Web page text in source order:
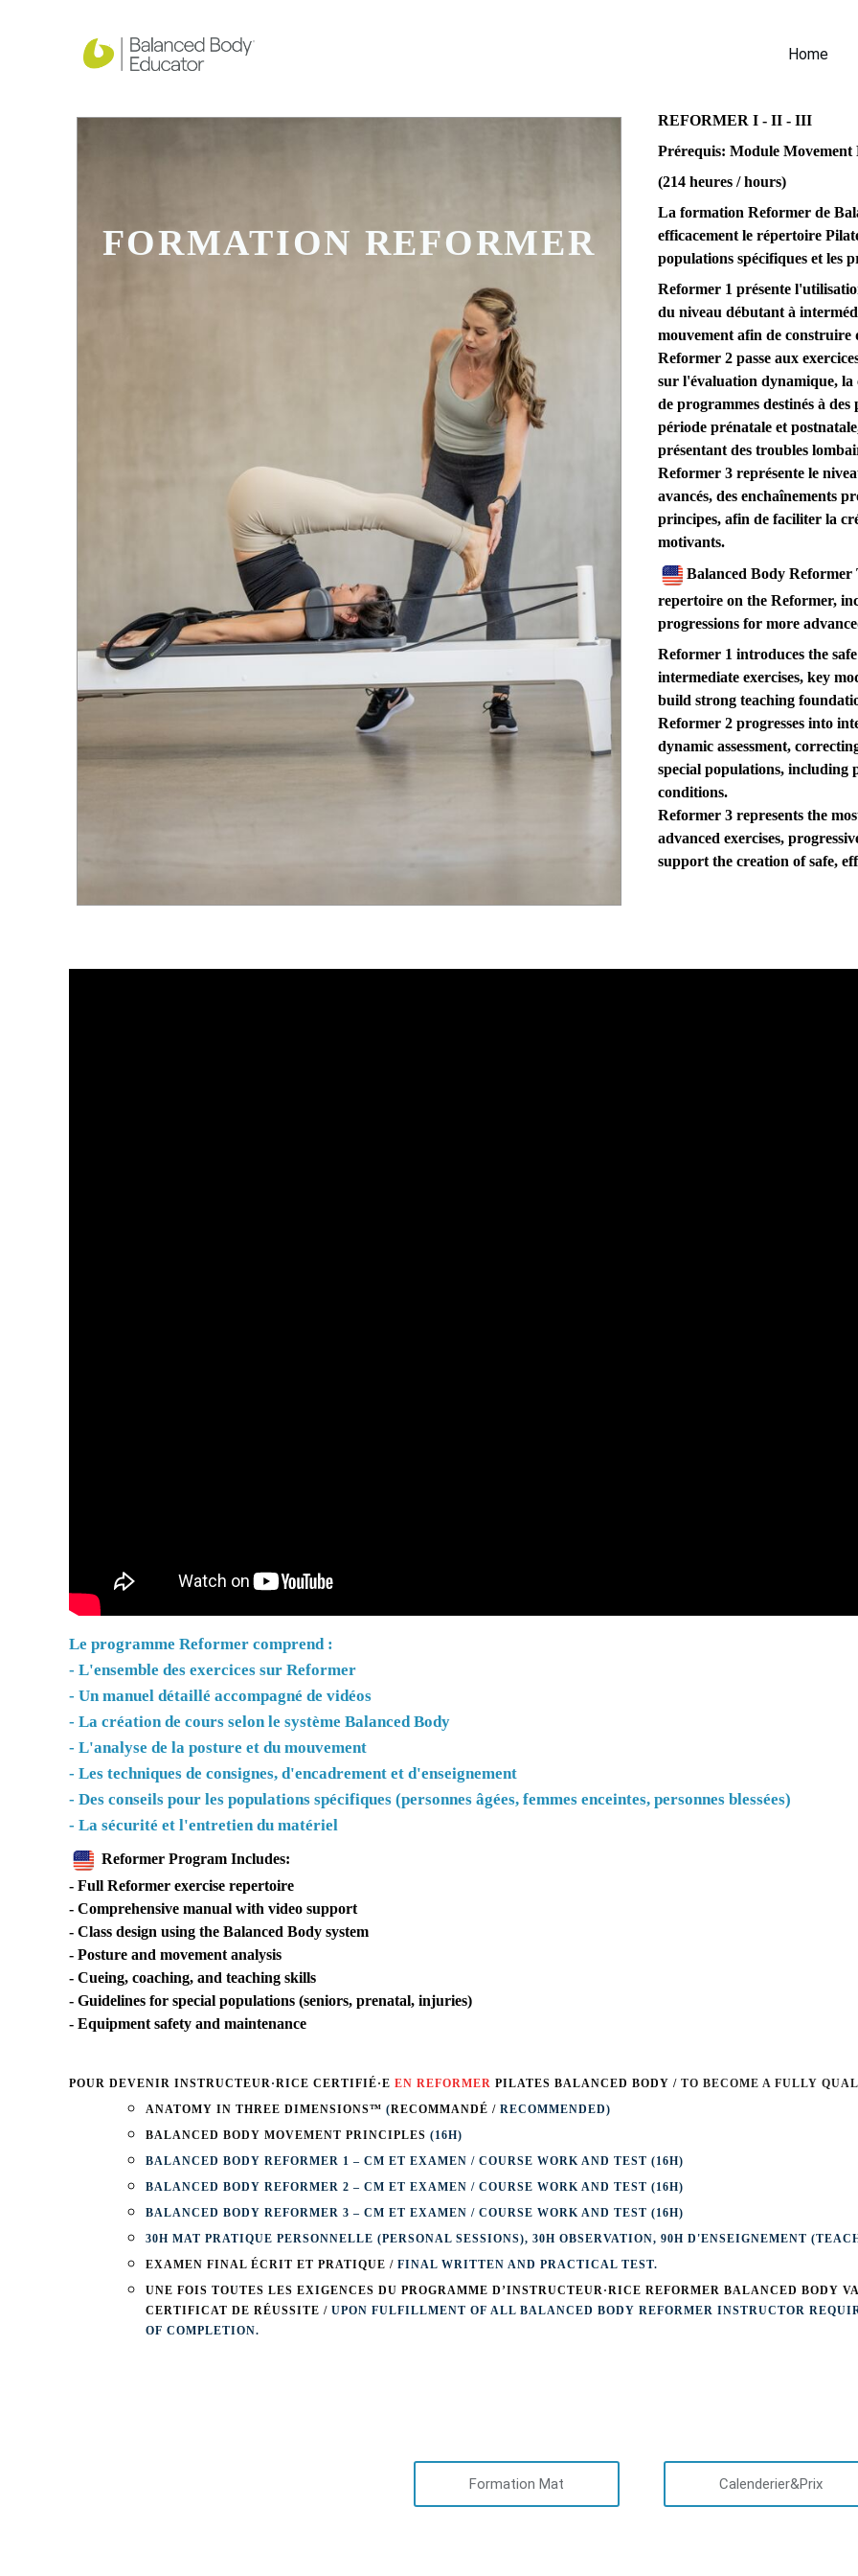
Home
FORMATION REFORMER
REFORMER I - II - III
Prérequis: Module Movement
(214 heures / hours)
La formation Reformer de
efficacement le répertoire
populations spécifiques et les
Reformer 1 présente
du niveau débutant à
mouvement afin de construire
Reformer 2 passe aux
sur l'évaluation dynamique, la
de programmes destinés à
période prénatale et
présentant des troubles
Reformer 3 représente le
avancés, des enchaînements
principes, afin de faciliter la
motivants.
Balanced Body Reformer
repertoire on the Reformer,
progressions for more
Reformer 1 introduces the
intermediate exercises, key
build strong teaching
Reformer 2 progresses into
dynamic assessment,
special populations, including
conditions.
Reformer 3 represents the
advanced exercises,
support the creation of safe,
Le programme Reformer comprend :
- L'ensemble des exercices sur Reformer
- Un manuel détaillé accompagné de vidéos
- La création de cours selon le système Balanced Body
- L'analyse de la posture et du mouvement
- Les techniques de consignes, d'encadrement et d'enseignement
- Des conseils pour les populations spécifiques (personnes âgées, femmes enceintes, personnes blessées)
- La sécurité et l'entretien du matériel
Reformer Program Includes:
- Full Reformer exercise repertoire
- Comprehensive manual with video support
- Class design using the Balanced Body system
- Posture and movement analysis
- Cueing, coaching, and teaching skills
- Guidelines for special populations (seniors, prenatal, injuries)
- Equipment safety and maintenance
POUR DEVENIR INSTRUCTEUR·RICE CERTIFIÉ·E EN REFORMER PILATES BALANCED BODY / TO BECOME A FULLY
ANATOMY IN THREE DIMENSIONS™ (RECOMMANDÉ / RECOMMENDED)
BALANCED BODY MOVEMENT PRINCIPLES (16H)
BALANCED BODY REFORMER 1 – CM ET EXAMEN / COURSE WORK AND TEST (16H)
BALANCED BODY REFORMER 2 – CM ET EXAMEN / COURSE WORK AND TEST (16H)
BALANCED BODY REFORMER 3 – CM ET EXAMEN / COURSE WORK AND TEST (16H)
30H MAT PRATIQUE PERSONNELLE (PERSONAL SESSIONS), 30H OBSERVATION, 90H D'ENSEIGNEMENT
EXAMEN FINAL ÉCRIT ET PRATIQUE / FINAL WRITTEN AND PRACTICAL TEST.
UNE FOIS TOUTES LES EXIGENCES DU PROGRAMME D’INSTRUCTEUR·RICE REFORMER BALANCED BODY
CERTIFICAT DE RÉUSSITE / UPON FULFILLMENT OF ALL BALANCED BODY REFORMER INSTRUCTOR
OF COMPLETION.
Formation Mat Calenderier&Prix